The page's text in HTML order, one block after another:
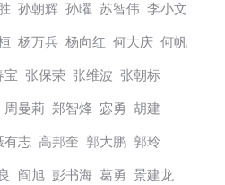
孙朝辉 孙曜 苏智伟 李小文
杨万兵 杨向红 何大庆 何帆
张保荣 张维波 张朝标
曼莉 郑智烽 宓勇 胡建
志 高邦奎 郭大鹏 郭玲
阎旭 彭书海 葛勇 景建龙